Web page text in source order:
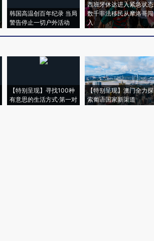
韩国高温创百年纪录 当局
警告停止一切户外活动
西班牙休达进入紧急状态
数千非法移民从摩洛哥闯
入
【特别呈现】寻找100种
有意思的生活方式·第一对
【特别呈现】澳门全力探
索葡语国家新渠道